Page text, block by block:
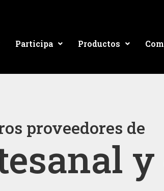
Participa Productos
proveedores de